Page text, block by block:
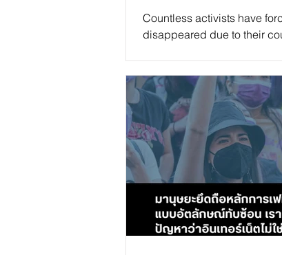
Countless activists have
disappeared due to their